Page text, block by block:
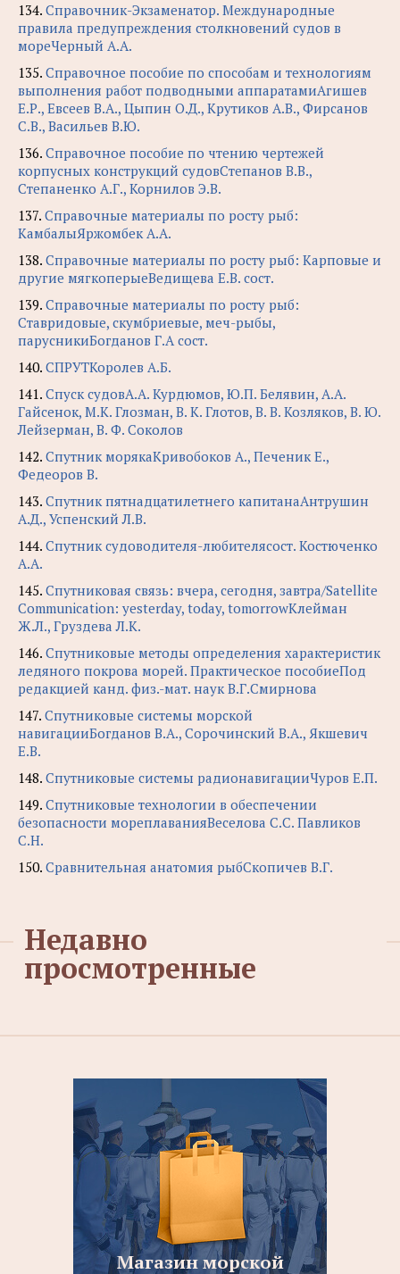
134. Справочник-Экзаменатор. Международные
правила предупреждения столкновений судов в
мореЧерный А.А.
135. Справочное пособие по способам и технологиям
выполнения работ подводными аппаратамиАгишев
Е.Р., Евсеев В.А., Цыпин О.Д., Крутиков А.В., Фирсанов
С.В., Васильев В.Ю.
136. Справочное пособие по чтению чертежей
корпусных конструкций судовСтепанов В.В.,
Степаненко А.Г., Корнилов Э.В.
137. Справочные материалы по росту рыб:
КамбалыЯржомбек А.А.
138. Справочные материалы по росту рыб: Карповые и
другие мягкоперыеВедищева Е.В. сост.
139. Справочные материалы по росту рыб:
Ставридовые, скумбриевые, меч-рыбы,
парусникиБогданов Г.А сост.
140. СПРУТКоролев А.Б.
141. Спуск судовА.А. Курдюмов, Ю.П. Белявин, А.А.
Гайсенок, М.К. Глозман, В. К. Глотов, В. В. Козляков, В. Ю.
Лейзерман, В. Ф. Соколов
142. Спутник морякаКривобоков А., Печеник Е.,
Федеоров В.
143. Спутник пятнадцатилетнего капитанаАнтрушин
А.Д., Успенский Л.В.
144. Спутник судоводителя-любителясост. Костюченко
А.А.
145. Спутниковая связь: вчера, сегодня, завтра/Satellite
Communication: yesterday, today, tomorrowКлейман
Ж.Л., Груздева Л.К.
146. Спутниковые методы определения характеристик
ледяного покрова морей. Практическое пособиеПод
редакцией канд. физ.-мат. наук В.Г.Смирнова
147. Спутниковые системы морской
навигацииБогданов В.А., Сорочинский В.А., Якшевич
Е.В.
148. Спутниковые системы радионавигацииЧуров Е.П.
149. Спутниковые технологии в обеспечении
безопасности мореплаванияВеселова С.С. Павликов
С.Н.
150. Сравнительная анатомия рыбСкопичев В.Г.
Недавно
просмотренные
Магазин морской